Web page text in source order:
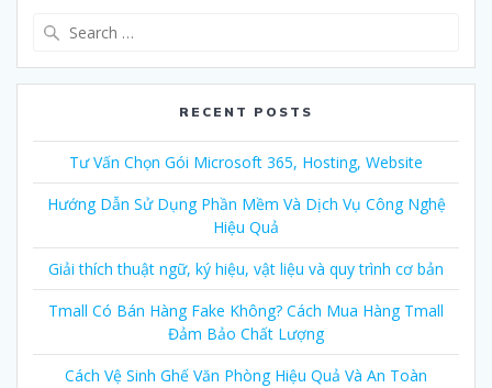
RECENT POSTS
Tư Vấn Chọn Gói Microsoft 365, Hosting, Website
Hướng Dẫn Sử Dụng Phần Mềm Và Dịch Vụ Công Nghệ
Hiệu Quả
Giải thích thuật ngữ, ký hiệu, vật liệu và quy trình cơ bản
Tmall Có Bán Hàng Fake Không? Cách Mua Hàng Tmall
Đảm Bảo Chất Lượng
Cách Vệ Sinh Ghế Văn Phòng Hiệu Quả Và An Toàn